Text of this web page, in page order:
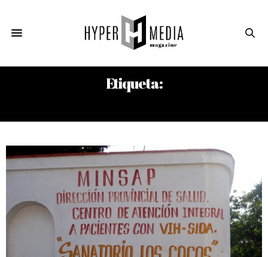
Etiqueta: